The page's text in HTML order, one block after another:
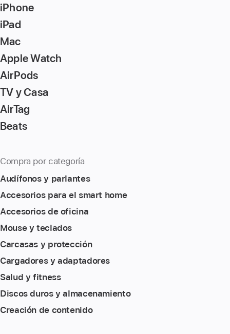
iPhone
iPad
Mac
Apple Watch
AirPods
TV y Casa
AirTag
Beats
Compra por categoría
Audífonos y parlantes
Accesorios para el smart home
Accesorios de oficina
Mouse y teclados
Carcasas y protección
Cargadores y adaptadores
Salud y fitness
Discos duros y almacenamiento
Creación de contenido